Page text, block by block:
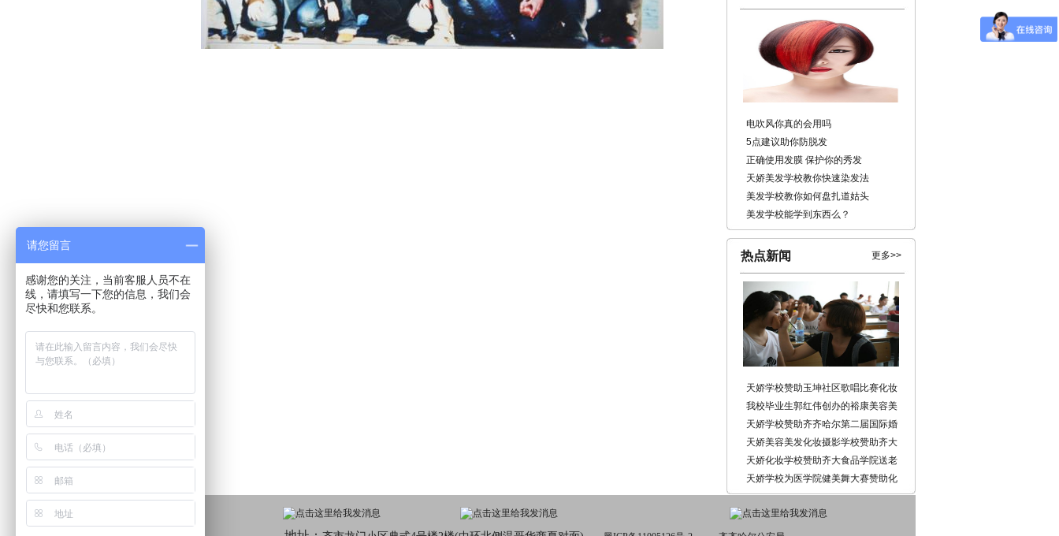
电吹风你真的会用吗
5点建议助你防脱发
正确使用发膜 保护你的秀发
天娇美发学校教你快速染发法
美发学校教你如何盘扎道姑头
美发学校能学到东西么？
热点新闻 更多>>
天娇学校赞助玉坤社区歌唱比赛化妆
我校毕业生郭红伟创办的裕康美容美
体养生会馆开业
天娇学校赞助齐齐哈尔第二届国际婚
礼文化节
天娇美容美发化妆摄影学校赞助齐大
生命学院送老晚会化妆
天娇化妆学校赞助齐大食品学院送老
晚会
天娇学校为医学院健美舞大赛赞助化
妆
请您留言
感谢您的关注，当前客服人员不在
线，请填写一下您的信息，我们会
尽快和您联系。